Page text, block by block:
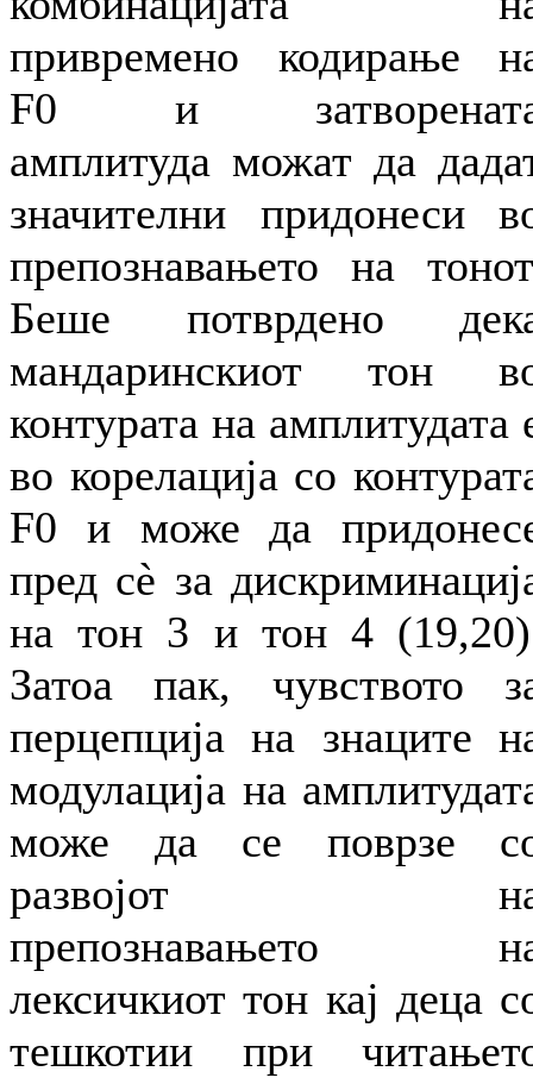
привремено кодирање
F0 и
амплитуда можат да
значителни придонеси
препознавањето на
Беше потврдено
мандаринскиот тон
контурата на амплитудата
во корелација со
F0 и може да
пред сѐ за
на тон 3 и тон 4
Затоа пак, чувството
перцепција на знаците
модулација на
може да се поврзе
развојот
препознавањето
лексичкиот тон кај деца
тешкотии при